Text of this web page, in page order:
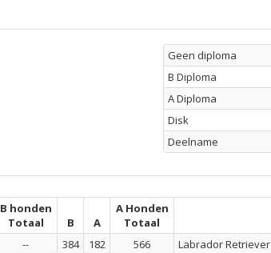
Geen diploma
B Diploma
A Diploma
Disk
Deelname
B honden
Totaal
B A
A Honden
Totaal
-- 384 182 566 Labrador Retriever